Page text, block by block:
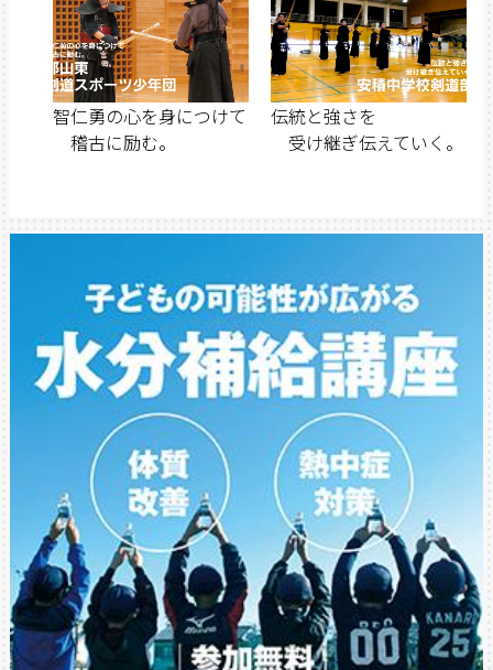
智仁勇の心を身につけて
稽古に励む。
伝統と強さを
受け継ぎ伝えていく。